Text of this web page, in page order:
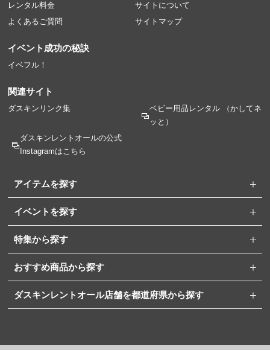
レンタル料金
よくあるご質問
サイトについて
サイトマップ
イベント成功の秘訣
イベフル！
関連サイト
ダスキンリンク集 ベビー用品レンタル（かしてネ
ッと）
ダスキンレントオールの公式
Instagramはこちら
アイテムを探す
イベントを探す
特集から探す
おすすめ商品から探す
ダスキンレントオール店舗を都道府県から探す